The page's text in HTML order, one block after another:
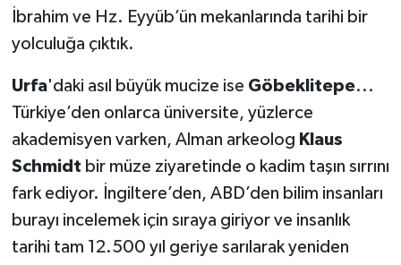
İbrahim ve Hz. Eyyüb’ün mekanlarında tarihi bir
yolculuğa çıktık.
​Urfa'daki asıl büyük mucize ise Göbeklitepe...
Türkiye’den onlarca üniversite, yüzlerce
akademisyen varken, Alman arkeolog Klaus
Schmidt bir müze ziyaretinde o kadim taşın sırrını
fark ediyor. İngiltere’den, ABD’den bilim insanları
burayı incelemek için sıraya giriyor ve insanlık
tarihi tam 12.500 yıl geriye sarılarak yeniden